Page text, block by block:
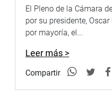
El Pleno de la Cámara
por su presidente,
por mayoría, el...
Leer más >
Compartir